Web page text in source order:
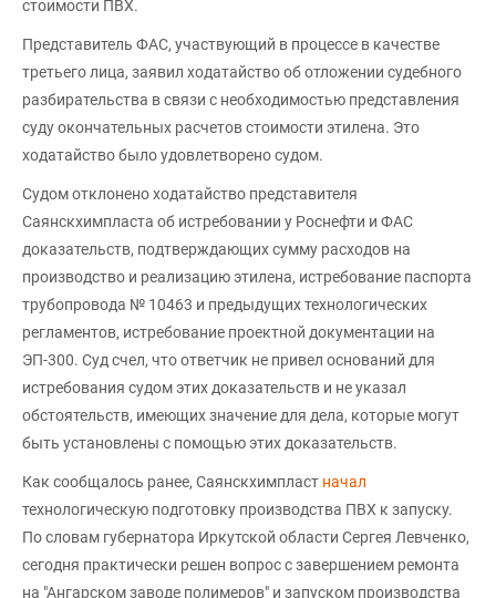
стоимости ПВХ.
Представитель ФАС, участвующий в процессе в качестве
третьего лица, заявил ходатайство об отложении судебного
разбирательства в связи с необходимостью представления
суду окончательных расчетов стоимости этилена. Это
ходатайство было удовлетворено судом.
Судом отклонено ходатайство представителя
Саянскхимпласта об истребовании у Роснефти и ФАС
доказательств, подтверждающих сумму расходов на
производство и реализацию этилена, истребование паспорта
трубопровода № 10463 и предыдущих технологических
регламентов, истребование проектной документации на
ЭП-300. Суд счел, что ответчик не привел оснований для
истребования судом этих доказательств и не указал
обстоятельств, имеющих значение для дела, которые могут
быть установлены с помощью этих доказательств.
Как сообщалось ранее, Саянскхимпласт начал
технологическую подготовку производства ПВХ к запуску.
По словам губернатора Иркутской области Сергея Левченко,
сегодня практически решен вопрос с завершением ремонта
на "Ангарском заводе полимеров" и запуском производства